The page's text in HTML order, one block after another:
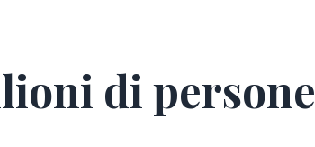
di persone